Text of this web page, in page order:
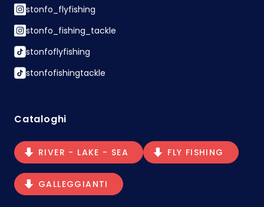
stonfo_flyfishing
stonfo_fishing_tackle
stonfoflyfishing
stonfofishingtackle
Cataloghi
RIVER - LAKE - SEA FLY FISHING
GALLEGGIANTI